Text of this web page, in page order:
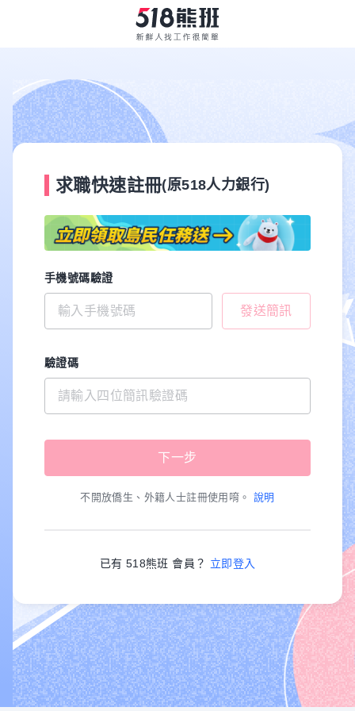
求職快速註冊(原518人力銀行)
手機號碼驗證
發送簡訊
驗證碼
不開放僑生、外籍人士註冊使用唷。 說明
已有 518熊班 會員？ 立即登入